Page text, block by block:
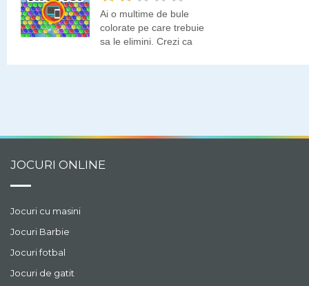
Ai o multime de bule
colorate pe care trebuie
sa le elimini. Crezi ca
JOCURI ONLINE
Jocuri cu masini
Jocuri Barbie
Jocuri fotbal
Jocuri de gatit